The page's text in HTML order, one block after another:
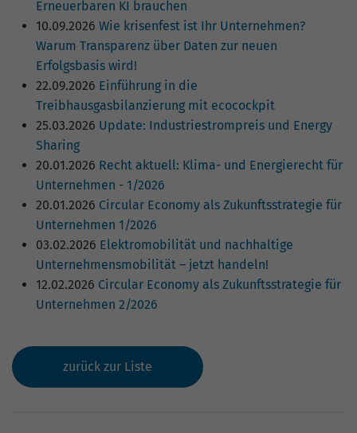
Erneuerbaren KI brauchen
10.09.2026 Wie krisenfest ist Ihr Unternehmen?
Warum Transparenz über Daten zur neuen
Erfolgsbasis wird!
22.09.2026 Einführung in die
Treibhausgasbilanzierung mit ecocockpit
25.03.2026 Update: Industriestrompreis und Energy
Sharing
20.01.2026 Recht aktuell: Klima- und Energierecht für
Unternehmen - 1/2026
20.01.2026 Circular Economy als Zukunftsstrategie für
Unternehmen 1/2026
03.02.2026 Elektromobilität und nachhaltige
Unternehmensmobilität – jetzt handeln!
12.02.2026 Circular Economy als Zukunftsstrategie für
Unternehmen 2/2026
zurück zur Liste